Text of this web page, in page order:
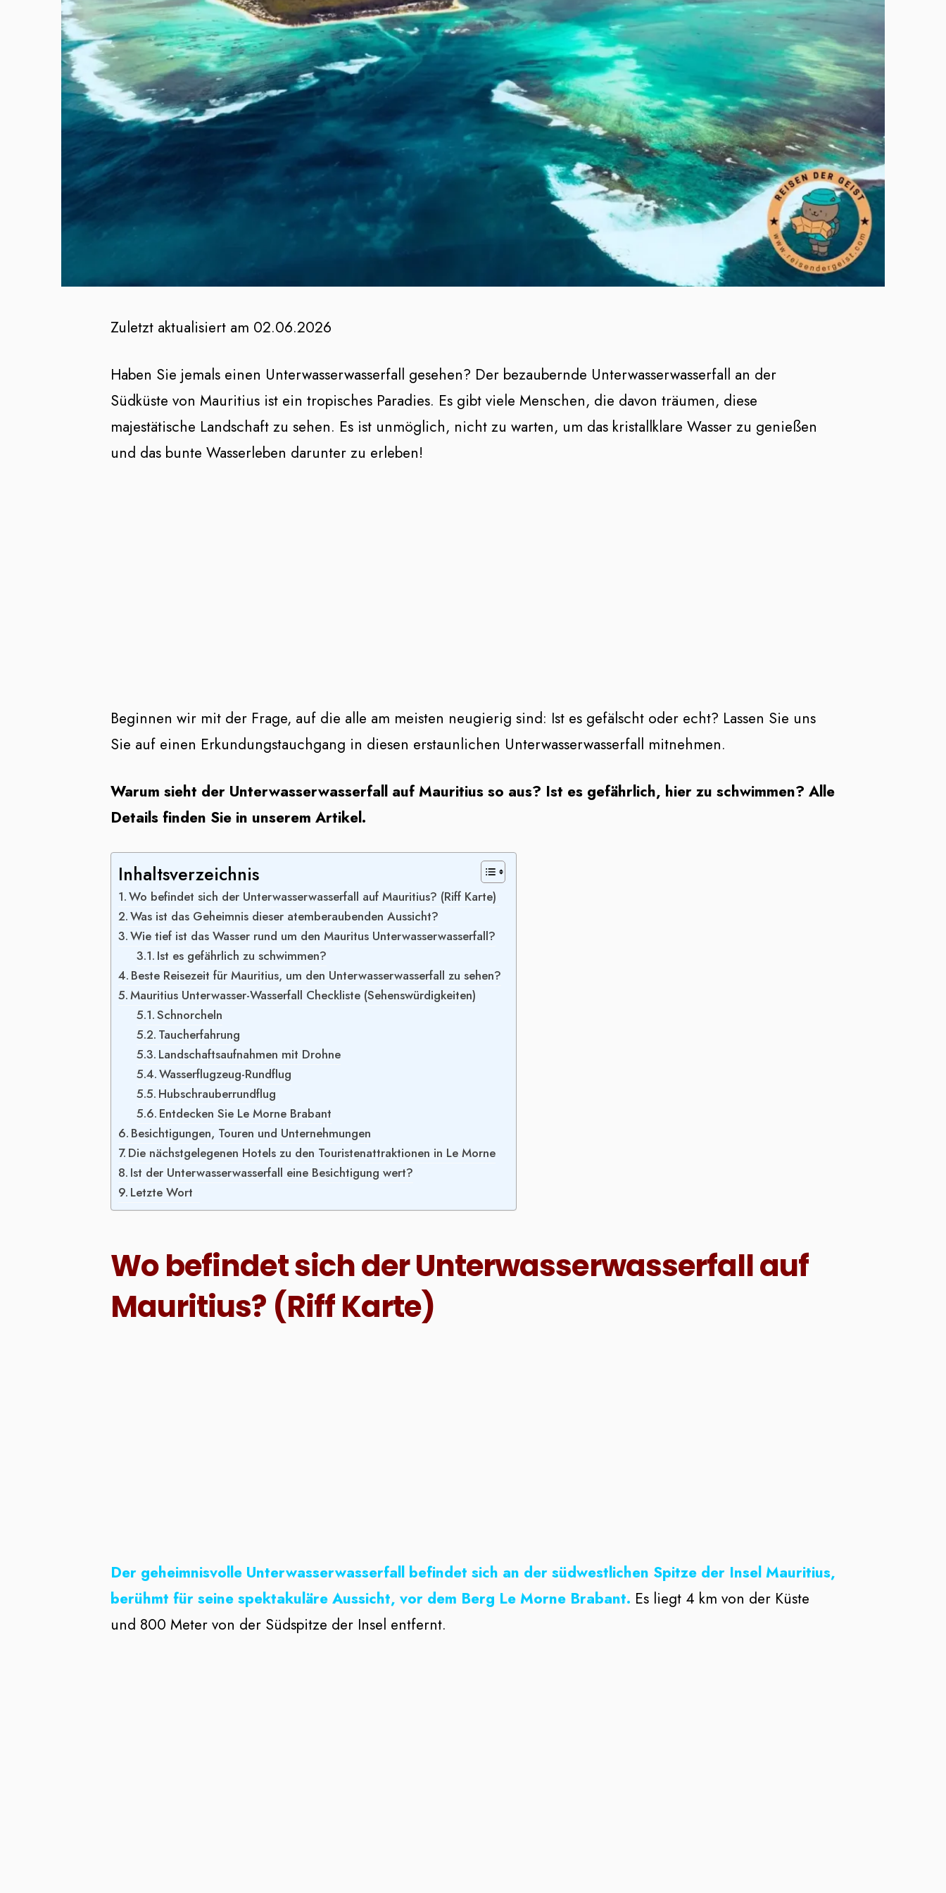
Zuletzt aktualisiert am 02.06.2026
Haben Sie jemals einen Unterwasserwasserfall gesehen? Der bezaubernde Unterwasserwasserfall an der
Südküste von Mauritius ist ein tropisches Paradies. Es gibt viele Menschen, die davon träumen, diese
majestätische Landschaft zu sehen. Es ist unmöglich, nicht zu warten, um das kristallklare Wasser zu genießen
und das bunte Wasserleben darunter zu erleben!
Beginnen wir mit der Frage, auf die alle am meisten neugierig sind: Ist es gefälscht oder echt? Lassen Sie uns
Sie auf einen Erkundungstauchgang in diesen erstaunlichen Unterwasserwasserfall mitnehmen.
Warum sieht der Unterwasserwasserfall auf Mauritius so aus? Ist es gefährlich, hier zu schwimmen? Alle
Details finden Sie in unserem Artikel.
Inhaltsverzeichnis
Wo befindet sich der Unterwasserwasserfall auf Mauritius? (Riff Karte)
Was ist das Geheimnis dieser atemberaubenden Aussicht?
Wie tief ist das Wasser rund um den Mauritus Unterwasserwasserfall?
Ist es gefährlich zu schwimmen?
Beste Reisezeit für Mauritius, um den Unterwasserwasserfall zu sehen?
Mauritius Unterwasser-Wasserfall Checkliste (Sehenswürdigkeiten)
Schnorcheln
Taucherfahrung
Landschaftsaufnahmen mit Drohne
Wasserflugzeug-Rundflug
Hubschrauberrundflug
Entdecken Sie Le Morne Brabant
Besichtigungen, Touren und Unternehmungen
Die nächstgelegenen Hotels zu den Touristenattraktionen in Le Morne
Ist der Unterwasserwasserfall eine Besichtigung wert?
Letzte Wort
Wo befindet sich der Unterwasserwasserfall auf
Mauritius? (Riff Karte)
Der geheimnisvolle Unterwasserwasserfall befindet sich an der südwestlichen Spitze der Insel Mauritius,
berühmt für seine spektakuläre Aussicht, vor dem Berg Le Morne Brabant. Es liegt 4 km von der Küste
und 800 Meter von der Südspitze der Insel entfernt.